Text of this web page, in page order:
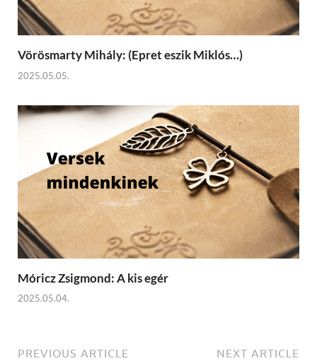
Vörösmarty Mihály: (Epret eszik Miklós…)
2025.05.05.
Móricz Zsigmond: A kis egér
2025.05.04.
PREVIOUS ARTICLE NEXT ARTICLE